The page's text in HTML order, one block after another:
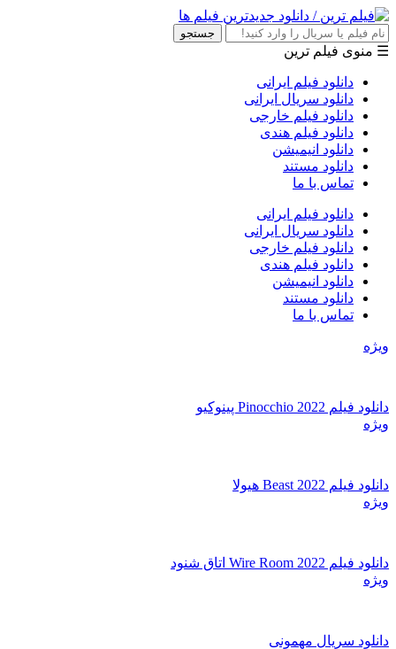
جستجو
☰ منوی فیلم ترین
دانلود فیلم ایرانی
دانلود سریال ایرانی
دانلود فیلم خارجی
دانلود فیلم هندی
دانلود انیمیشن
دانلود مستند
تماس با ما
دانلود فیلم ایرانی
دانلود سریال ایرانی
دانلود فیلم خارجی
دانلود فیلم هندی
دانلود انیمیشن
دانلود مستند
تماس با ما
ویژه
دانلود فیلم Pinocchio 2022 پینوکیو
ویژه
دانلود فیلم Beast 2022 هیولا
ویژه
دانلود فیلم Wire Room 2022 اتاق شنود
ویژه
دانلود سریال مهمونی